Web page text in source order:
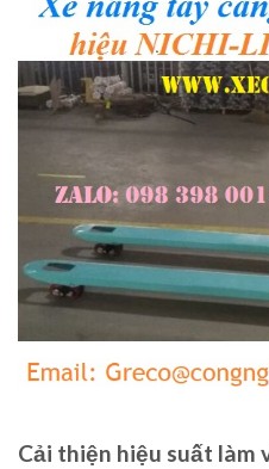
Cải thiện hiệu suất làm